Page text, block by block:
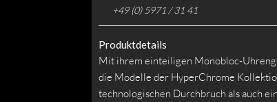
+49 (0) 5971 / 31 41
Produktdetails
Mit ihrem einteiligen Monobloc-
die Modelle der HyperChrome
technologischen Durchbruch als auch